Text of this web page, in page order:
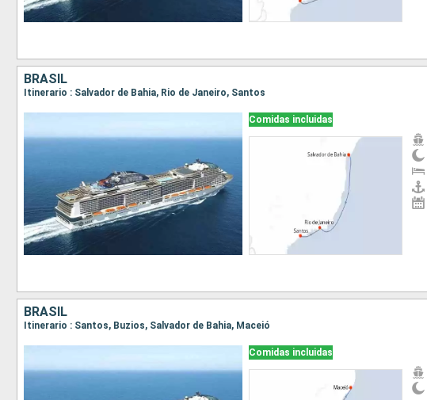
BRASIL
Itinerario : Salvador de Bahia, Rio de Janeiro, Santos
Comidas incluidas
BRASIL
Itinerario : Santos, Buzios, Salvador de Bahia, Maceió
Comidas incluidas